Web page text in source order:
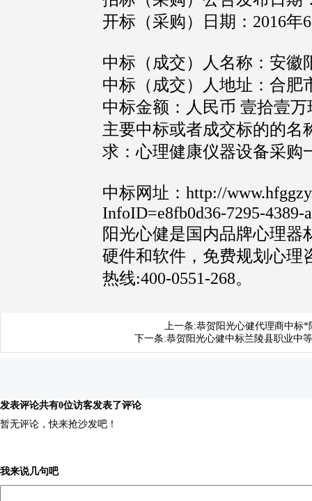
开标（采购）日期：2016年
中标（成交）人名称：安徽
中标（成交）人地址：合肥
中标金额：人民币 壹拾壹万
主要中标或者成交标的的名
求：心理健康仪器设备采购
中标网址： http://
InfoID=e8fb0d36-7295-4389-
阳光心健是国内品牌心理
硬件和软件，免费规划心理
热线:400-0551-268。
上一条:恭贺阳光心健代理商中标*
下一条:恭贺阳光心健中标兰陵县职业中
发表评论共有0位访客发表了评论
暂无评论，快来抢沙发吧！
我来说几句吧